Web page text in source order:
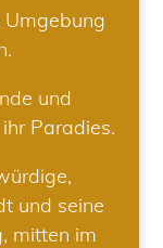
und
Paradies.
und seine
mitten im